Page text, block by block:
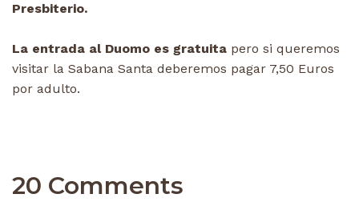
Presbiterio.
La entrada al Duomo es gratuita pero si queremos
visitar la Sabana Santa deberemos pagar 7,50 Euros
por adulto.
20 Comments